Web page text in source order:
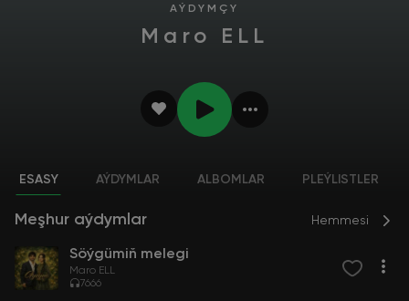
AÝDYMÇY
Maro ELL
ESASY AÝDYMLAR ALBOMLAR PLEÝLISTLER
Meşhur aýdymlar Hemmesi
Söýgümiň melegi
Maro ELL
7666